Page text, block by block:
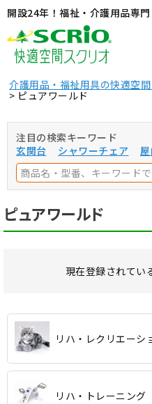
開設24年！福祉・介護用品専
介護用品・福祉用具の快適空
ピュアワールド
注目の検索キーワード
玄関台
シャワーチェア
ピュアワールド
現在登録されてい
リハ・レクリエーシ
リハ・トレーニング